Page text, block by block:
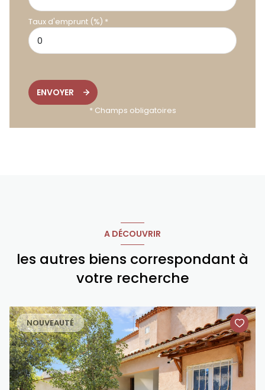
Taux d'emprunt (%) *
ENVOYER
* Champs obligatoires
A DÉCOUVRIR
les autres biens correspondant à
votre recherche
NOUVEAUTÉ